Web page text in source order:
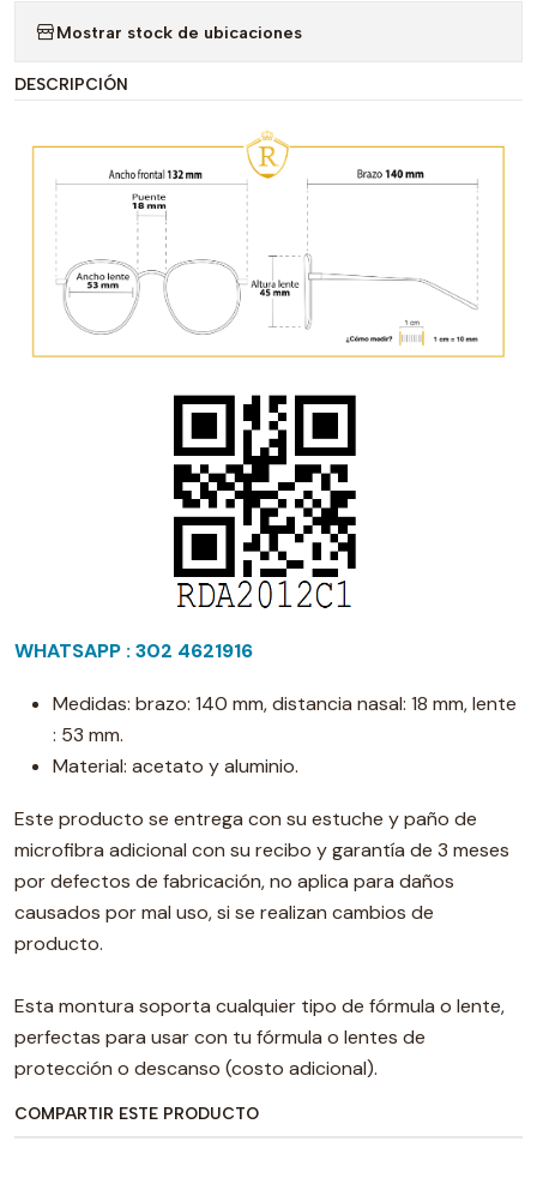
Mostrar stock de ubicaciones
DESCRIPCIÓN
WHATSAPP : 302 4621916
Medidas: brazo: 140 mm, distancia nasal: 18 mm, lente
: 53 mm.
Material: acetato y aluminio.
Este producto se entrega con su estuche y paño de
microfibra adicional con su recibo y garantía de 3 meses
por defectos de fabricación, no aplica para daños
causados por mal uso, si se realizan cambios de
producto.
Esta montura soporta cualquier tipo de fórmula o lente,
perfectas para usar con tu fórmula o lentes de
protección o descanso (costo adicional).
COMPARTIR ESTE PRODUCTO